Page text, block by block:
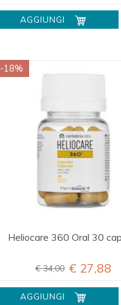
AGGIUNGI
Heliocare 360 Oral 30
€ 34,00 € 27,88
-18%
AGGIUNGI